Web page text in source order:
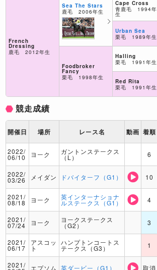
French
Dressing
鹿毛 2012年生
Sea The Stars
鹿毛 2006年生
Foodbroker
Fancy
栗毛 1998年生
Cape Cross
青鹿毛 1994年
生
Urban Sea
栗毛 1989年生
Halling
栗毛 1991年生
Red Rita
栗毛 1991年生
競走成績
開催日 場所 レース名 動画 着順
2022/
06/10 ヨーク ガントンステークス
（L） 6
2022/
03/26 メイダン ドバイターフ（G1） 10
2021/
08/18 ヨーク 英インターナショナ
ルステークス（G1） 4
2021/
07/24 ヨーク ヨークステークス
（G2） 3
2021/
06/17
アスコッ
ト
ハンプトンコートス
テークス（G3） 1
2021/ エプソム 英ダービー（G1） 取消